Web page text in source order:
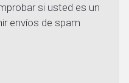
si usted es un
envíos de spam